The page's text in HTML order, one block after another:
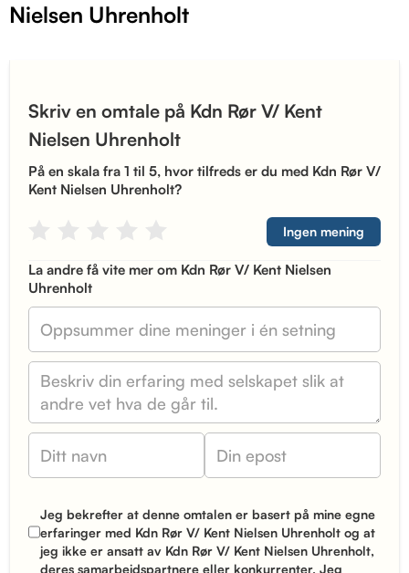
Nielsen Uhrenholt
Skriv en omtale på Kdn Rør V/ Kent
Nielsen Uhrenholt
På en skala fra 1 til 5, hvor tilfreds er du med Kdn Rør V/
Kent Nielsen Uhrenholt?
Ingen mening
La andre få vite mer om Kdn Rør V/ Kent Nielsen
Uhrenholt
Jeg bekrefter at denne omtalen er basert på mine egne
erfaringer med Kdn Rør V/ Kent Nielsen Uhrenholt og at
jeg ikke er ansatt av Kdn Rør V/ Kent Nielsen Uhrenholt,
deres samarbeidspartnere eller konkurrenter. Jeg